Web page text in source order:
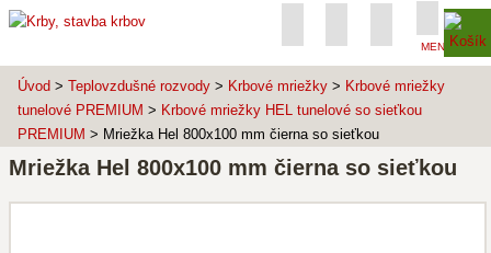
MENU
Úvod > Teplovzdušné rozvody > Krbové mriežky > Krbové mriežky
tunelové PREMIUM > Krbové mriežky HEL tunelové so sieťkou
PREMIUM > Mriežka Hel 800x100 mm čierna so sieťkou
Mriežka Hel 800x100 mm čierna so sieťkou